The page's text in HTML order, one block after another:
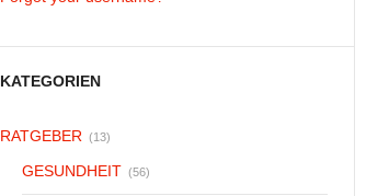
KATEGORIEN
RATGEBER (13)
GESUNDHEIT (56)